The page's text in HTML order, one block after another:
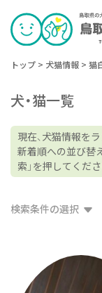
トップ > 犬猫情報 > 猫
犬・猫一覧
現在、犬猫情報を
新着順への並び替
索」を押してくださ
検索条件の選択